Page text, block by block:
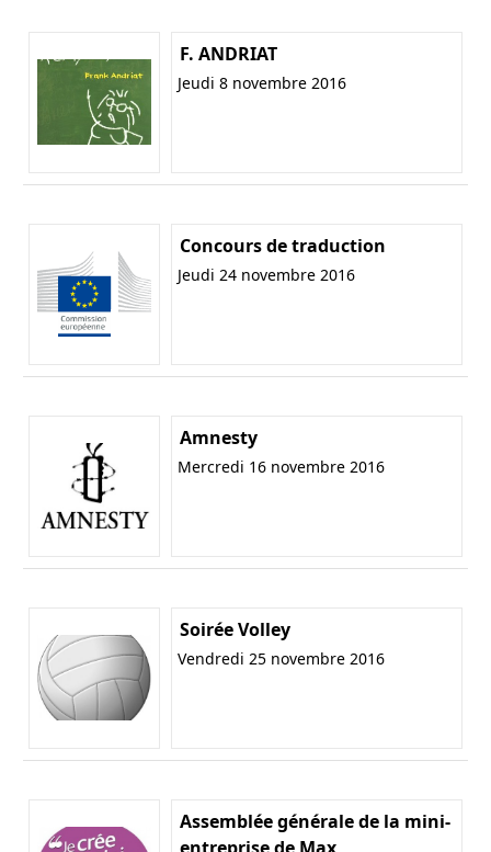
F. ANDRIAT
Jeudi 8 novembre 2016
Concours de traduction
Jeudi 24 novembre 2016
Amnesty
Mercredi 16 novembre 2016
Soirée Volley
Vendredi 25 novembre 2016
Assemblée générale de la mini-